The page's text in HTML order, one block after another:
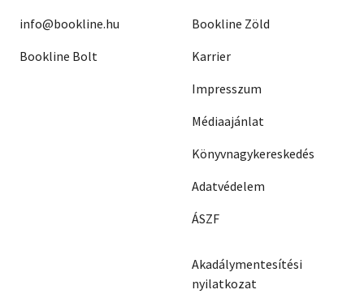
info@bookline.hu
Bookline Bolt
Bookline Zöld
Karrier
Impresszum
Médiaajánlat
Könyvnagykereskedés
Adatvédelem
ÁSZF
Akadálymentesítési
nyilatkozat